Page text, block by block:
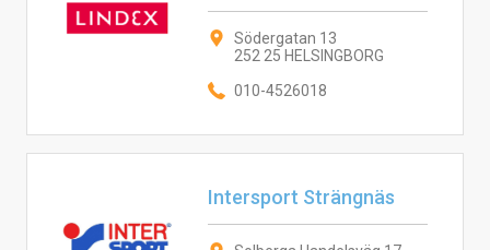
Södergatan 13
252 25 HELSINGBORG
010-4526018
Intersport Strängnäs